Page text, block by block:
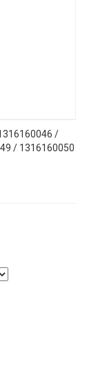
/
/ 1316160050